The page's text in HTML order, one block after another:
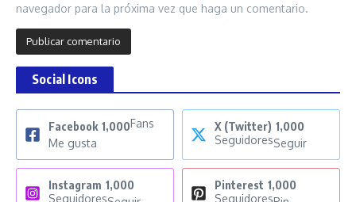
navegador para la próxima vez que haga un comentario.
Social Icons
Facebook 1,000Fans
Me gusta
X (Twitter) 1,000
SeguidoresSeguir
Instagram 1,000
Seguidores
Pinterest 1,000
Seguidores